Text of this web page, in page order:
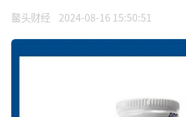
鳌头财经 2024-08-16 15:50:51